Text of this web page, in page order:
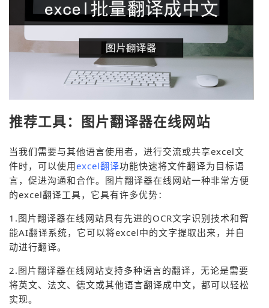
推荐工具：图片翻译器在线网站
当我们需要与其他语言使用者，进行交流或共享excel文
件时，可以使用excel翻译功能快速将文件翻译为目标语
言，促进沟通和合作。图片翻译器在线网站一种非常方便
的excel翻译工具，它具有许多优势：
1.图片翻译器在线网站具有先进的OCR文字识别技术和智
能AI翻译系统，它可以将excel中的文字提取出来，并自
动进行翻译。
2.图片翻译器在线网站支持多种语言的翻译，无论是需要
将英文、法文、德文或其他语言翻译成中文，都可以轻松
实现。